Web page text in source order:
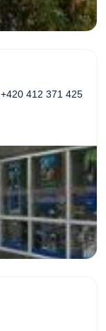
+420 412 371 425